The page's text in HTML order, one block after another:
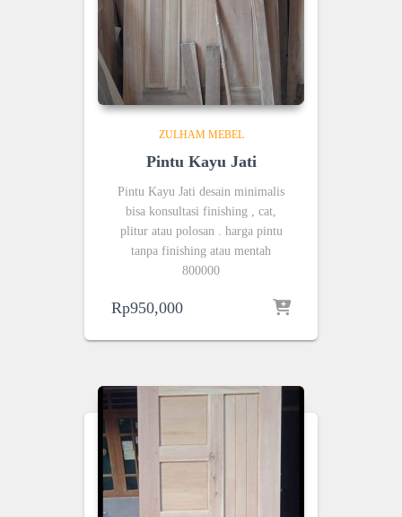
ZULHAM MEBEL
Pintu Kayu Jati
Pintu Kayu Jati desain minimalis
bisa konsultasi finishing , cat,
plitur atau polosan . harga pintu
tanpa finishing atau mentah
800000
Rp950,000